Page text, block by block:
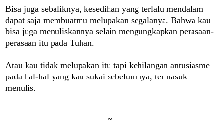
Bisa juga sebaliknya, kesedihan yang terlalu mendalam
dapat saja membuatmu melupakan segalanya. Bahwa kau
bisa juga menuliskannya selain mengungkapkan perasaan-
perasaan itu pada Tuhan.
Atau kau tidak melupakan itu tapi kehilangan antusiasme
pada hal-hal yang kau sukai sebelumnya, termasuk
menulis.
~